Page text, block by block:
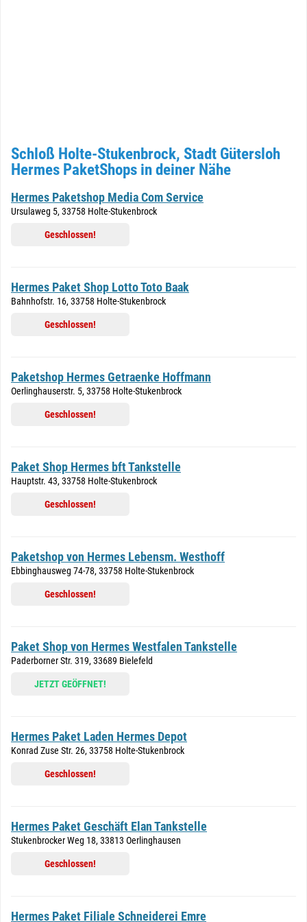
Schloß Holte-Stukenbrock, Stadt Gütersloh
Hermes PaketShops in deiner Nähe
Hermes Paketshop Media Com Service
Ursulaweg 5, 33758 Holte-Stukenbrock
Geschlossen!
Hermes Paket Shop Lotto Toto Baak
Bahnhofstr. 16, 33758 Holte-Stukenbrock
Geschlossen!
Paketshop Hermes Getraenke Hoffmann
Oerlinghauserstr. 5, 33758 Holte-Stukenbrock
Geschlossen!
Paket Shop Hermes bft Tankstelle
Hauptstr. 43, 33758 Holte-Stukenbrock
Geschlossen!
Paketshop von Hermes Lebensm. Westhoff
Ebbinghausweg 74-78, 33758 Holte-Stukenbrock
Geschlossen!
Paket Shop von Hermes Westfalen Tankstelle
Paderborner Str. 319, 33689 Bielefeld
JETZT GEÖFFNET!
Hermes Paket Laden Hermes Depot
Konrad Zuse Str. 26, 33758 Holte-Stukenbrock
Geschlossen!
Hermes Paket Geschäft Elan Tankstelle
Stukenbrocker Weg 18, 33813 Oerlinghausen
Geschlossen!
Hermes Paket Filiale Schneiderei Emre